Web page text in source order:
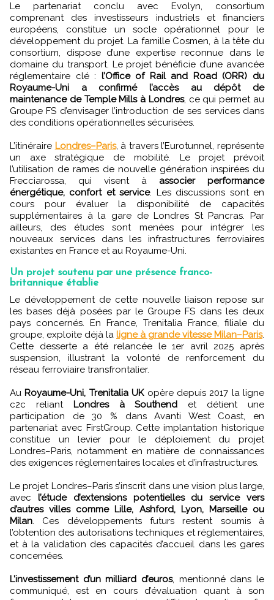
Le partenariat conclu avec Evolyn, consortium
comprenant des investisseurs industriels et financiers
européens, constitue un socle opérationnel pour le
développement du projet. La famille Cosmen, à la tête du
consortium, dispose d’une expertise reconnue dans le
domaine du transport. Le projet bénéficie d’une avancée
réglementaire clé : l’Office of Rail and Road (ORR) du
Royaume-Uni a confirmé l’accès au dépôt de
maintenance de Temple Mills à Londres, ce qui permet au
Groupe FS d’envisager l’introduction de ses services dans
des conditions opérationnelles sécurisées.
L’itinéraire Londres–Paris, à travers l’Eurotunnel, représente
un axe stratégique de mobilité. Le projet prévoit
l’utilisation de rames de nouvelle génération inspirées du
Frecciarossa, qui visent à associer performance
énergétique, confort et service. Les discussions sont en
cours pour évaluer la disponibilité de capacités
supplémentaires à la gare de Londres St Pancras. Par
ailleurs, des études sont menées pour intégrer les
nouveaux services dans les infrastructures ferroviaires
existantes en France et au Royaume-Uni.
Un projet soutenu par une présence franco-
britannique établie
Le développement de cette nouvelle liaison repose sur
les bases déjà posées par le Groupe FS dans les deux
pays concernés. En France, Trenitalia France, filiale du
groupe, exploite déjà la ligne à grande vitesse Milan–Paris.
Cette desserte a été relancée le 1er avril 2025 après
suspension, illustrant la volonté de renforcement du
réseau ferroviaire transfrontalier.
Au Royaume-Uni, Trenitalia UKopère depuis 2017 la ligne
c2c reliant Londres à Southend et détient une
participation de 30 % dans Avanti West Coast, en
partenariat avec FirstGroup. Cette implantation historique
constitue un levier pour le déploiement du projet
Londres–Paris, notamment en matière de connaissances
des exigences réglementaires locales et d’infrastructures.
Le projet Londres–Paris s’inscrit dans une vision plus large,
avec l’étude d’extensions potentielles du service vers
d’autres villes comme Lille, Ashford, Lyon, Marseille ou
Milan. Ces développements futurs restent soumis à
l’obtention des autorisations techniques et réglementaires,
et à la validation des capacités d’accueil dans les gares
concernées.
L’investissement d’un milliard d’euros, mentionné dans le
communiqué, est en cours d’évaluation quant à son